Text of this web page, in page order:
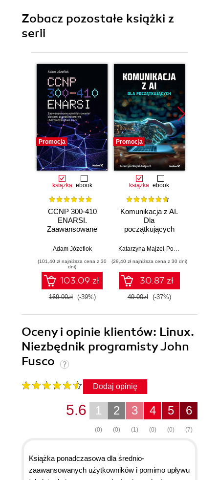
Zobacz pozostałe książki z
serii
Promocja
książka ebook
CCNP 300-410
ENARSI.
Zaawansowane
sieciami
bezpieczeństwo
sieci
Adam Józefiok
(101,40 zł najniższa cena z 30
dni)
103.09 zł
169.00zł (-39%)
Promocja
książka ebook
Komunikacja z AI.
Dla
początkujących
Katarzyna Majzel-Pośpiech
(29,40 zł najniższa cena z 30 dni)
30.87 zł
49.00zł (-37%)
Oceny i opinie klientów: Linux.
Niezbędnik programisty John
Fusco
Dodaj opinię
6
(7)
5
(0)
4
(0)
3
(1)
2
(0)
1
(0)
5.6
Książka ponadczasowa dla średnio-
zaawansowanych użytkowników i pomimo upływu